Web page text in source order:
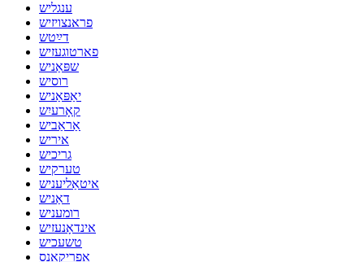
ענגליש
פראנצויזיש
דײַטש
פארטוגעזיש
שפּאַניש
רוסיש
יאַפּאַניש
קאָרעיִש
אַראַביש
איריש
גריכיש
טערקיש
איטאַליעניש
דאַניש
רומעניש
אינדאָנעזיש
טשעכיש
אפריקאנס